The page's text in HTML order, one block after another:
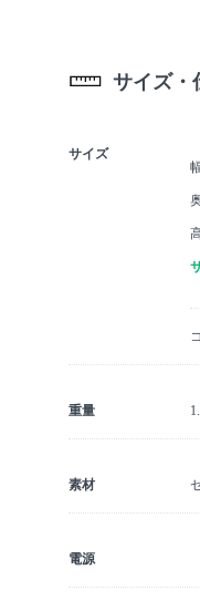
サイズ・
サイズ
重量
素材
電源